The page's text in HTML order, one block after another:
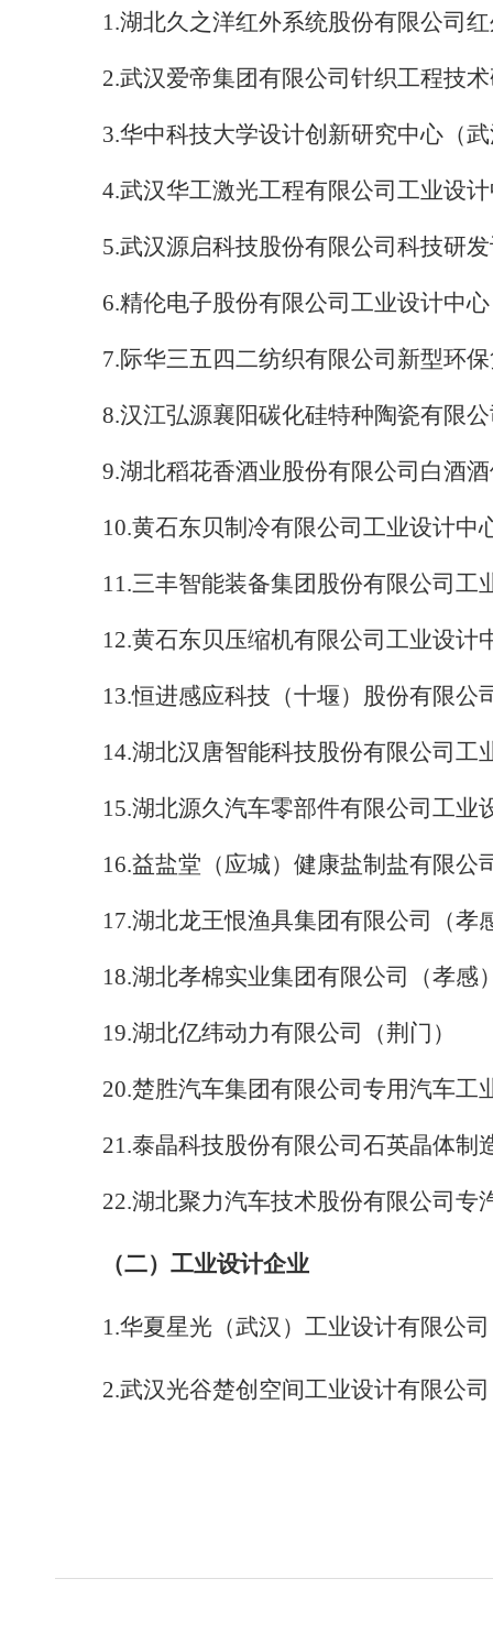
1.湖北久之洋红外系统股份有限公司
2.武汉爱帝集团有限公司针织工程技
3.华中科技大学设计创新研究中心（
4.武汉华工激光工程有限公司工业设
5.武汉源启科技股份有限公司科技研
6.精伦电子股份有限公司工业设计中
7.际华三五四二纺织有限公司新型环
8.汉江弘源襄阳碳化硅特种陶瓷有限
9.湖北稻花香酒业股份有限公司白酒
10.黄石东贝制冷有限公司工业设计中
11.三丰智能装备集团股份有限公司工
12.黄石东贝压缩机有限公司工业设计
13.恒进感应科技（十堰）股份有限公
14.湖北汉唐智能科技股份有限公司工
15.湖北源久汽车零部件有限公司工业
16.益盐堂（应城）健康盐制盐有限公
17.湖北龙王恨渔具集团有限公司（孝
18.湖北孝棉实业集团有限公司（孝感
19.湖北亿纬动力有限公司（荆门）
20.楚胜汽车集团有限公司专用汽车工
21.泰晶科技股份有限公司石英晶体制
22.湖北聚力汽车技术股份有限公司专
（二）工业设计企业
1.华夏星光（武汉）工业设计有限公
2.武汉光谷楚创空间工业设计有限公